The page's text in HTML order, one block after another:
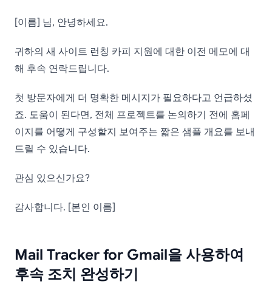
[이름] 님, 안녕하세요.
귀하의 새 사이트 런칭 카피 지원에 대한 이전 메모에 대
해 후속 연락드립니다.
첫 방문자에게 더 명확한 메시지가 필요하다고 언급하셨
죠. 도움이 된다면, 전체 프로젝트를 논의하기 전에 홈페
이지를 어떻게 구성할지 보여주는 짧은 샘플 개요를 보내
드릴 수 있습니다.
관심 있으신가요?
감사합니다. [본인 이름]
Mail Tracker for Gmail을 사용하여
후속 조치 완성하기